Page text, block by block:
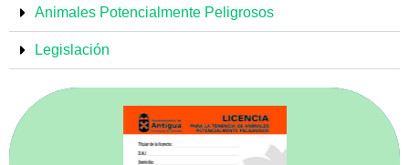
Animales Potencialmente Peligrosos
Legislación